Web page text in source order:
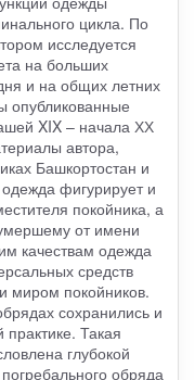
цикла. По
исследуется
на больших
и на общих летних
опубликованные
XIX – начала ХХ
автора,
Башкортостан и
фигурирует и
покойника, а
от имени
качествам одежда
средств
миром покойников.
сохранились и
Такая
глубокой
обряда